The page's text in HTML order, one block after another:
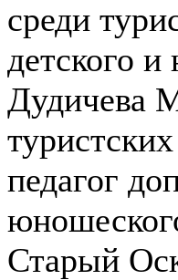
среди
детского
Дудичева
педагог
Старый